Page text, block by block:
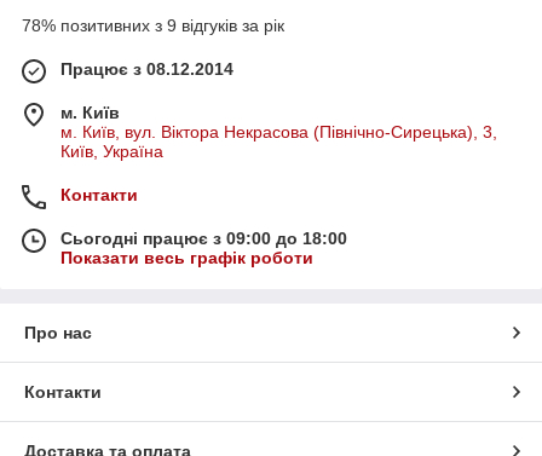
78% позитивних з 9 відгуків за рік
Працює з 08.12.2014
м. Київ
м. Київ, вул. Віктора Некрасова (Північно-Сирецька), 3,
Київ, Україна
Контакти
Сьогодні працює з 09:00 до 18:00
Показати весь графік роботи
Про нас
Контакти
Доставка та оплата